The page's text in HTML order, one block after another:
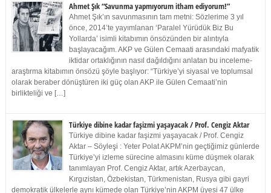
Ahmet Şık “Savunma yapmıyorum itham ediyorum!”
Ahmet Şık’ın savunmasının tam metni: Sözlerime 3 yıl
önce, 2014’te yayımlanan ‘Paralel Yürüdük Biz Bu
Yollarda’ isimli kitabımın önsözünden bir alıntıyla
başlayacağım. AKP ve Gülen Cemaati arasındaki mafyatik
iktidar ortaklığının nasıl dağıldığını anlatan bu inceleme-
araştırma kitabımın önsözü şöyle başlıyor: “Türkiye’yi siyasal ve toplumsal
olarak beraber dönüştüren iki güç olan AKP ile Gülen Cemaati’nin
birlikteliği ve […]
Türkiye dibine kadar faşizmi yaşayacak / Prof. Cengiz Aktar
Türkiye dibine kadar faşizmi yaşayacak / Prof. Cengiz
Aktar – Söyleşi : Yeter Polat AKPM’nin geçtiğimiz günlerde
Türkiye’yi izleme sürecine almasını küme düşmek olarak
tanımlayan Prof. Cengiz Aktar, artık Azerbaycan,
Kırgızistan, Özbekistan, Türkmenistan, Rusya gibi gayri
demokratik ülkelerle aynı kümede olan Türkiye’nin AKPM üyesi 47 ülke